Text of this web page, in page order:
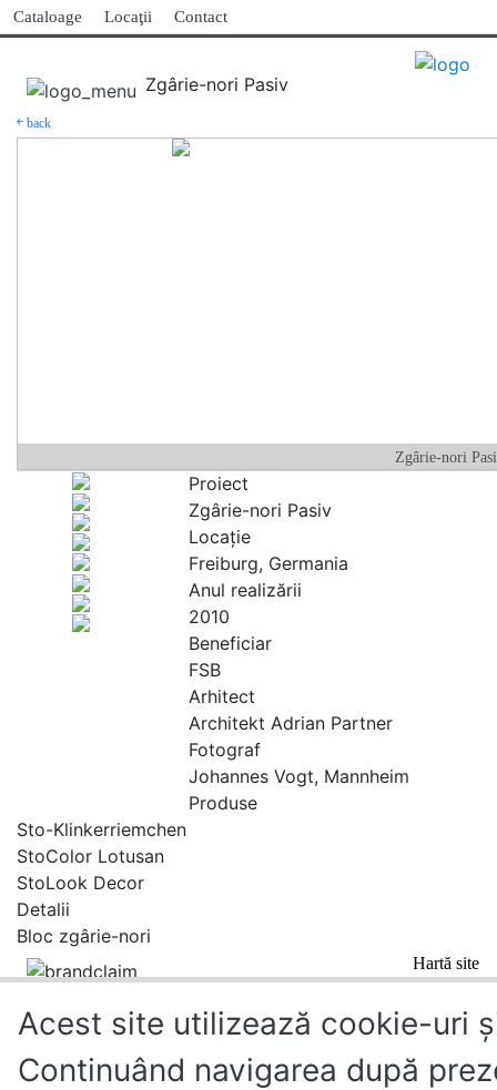
Cataloage Locaţii Contact
￩ back
Zgârie-nori Pasiv
Zgârie-nori
Proiect
Zgârie-nori Pasiv
Locaţie
Freiburg, Germania
Anul realizării
2010
Beneficiar
FSB
Arhitect
Architekt Adrian Partner
Fotograf
Johannes Vogt, Mannheim
Produse
Sto-Klinkerriemchen
StoColor Lotusan
StoLook Decor
Detalii
Bloc zgârie-nori
Hartă site
Acest site utilizează cookie-uri
Continuând navigarea după